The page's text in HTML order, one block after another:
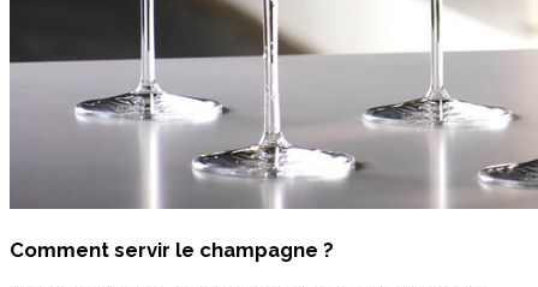
Comment servir le champagne ?